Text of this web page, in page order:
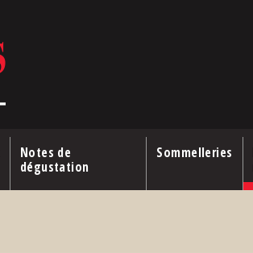
Notes de
dégustation
Sommelleries